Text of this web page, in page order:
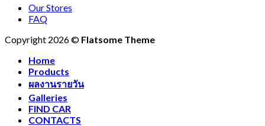
Our Stores
FAQ
Copyright 2026 © Flatsome Theme
Home
Products
ผลงานรายวัน
Galleries
FIND CAR
CONTACTS